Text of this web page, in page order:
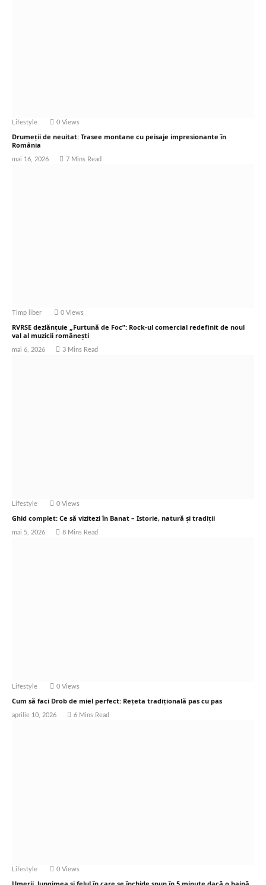
Lifestyle 0 Views
Drumeții de neuitat: Trasee montane cu peisaje impresionante în
România
mai 16, 2026 7 Mins Read
Timp liber 0 Views
RVRSE dezlănțuie „Furtună de Foc”: Rock-ul comercial redefinit de noul
val al muzicii românești
mai 6, 2026 3 Mins Read
Lifestyle 0 Views
Ghid complet: Ce să vizitezi în Banat – Istorie, natură și tradiții
mai 5, 2026 8 Mins Read
Lifestyle 0 Views
Cum să faci Drob de miel perfect: Rețeta tradițională pas cu pas
aprilie 10, 2026 6 Mins Read
Lifestyle 0 Views